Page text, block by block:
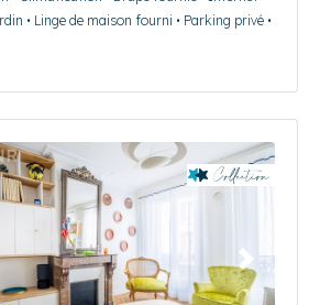
• Linge de maison fourni • Parking privé •
Suivant